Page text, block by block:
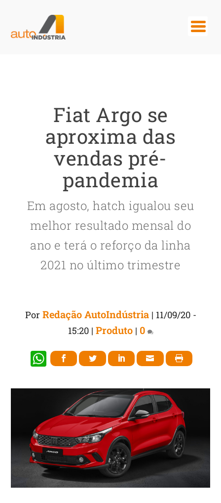
Fiat Argo se
aproxima das
vendas pré-
pandemia
Em agosto, hatch igualou seu
melhor resultado mensal do
ano e terá o reforço da linha
2021 no último trimestre
Por Redação AutoIndústria| 11/09/20 -
15:20| Produto| 0
W
at
A
p
p